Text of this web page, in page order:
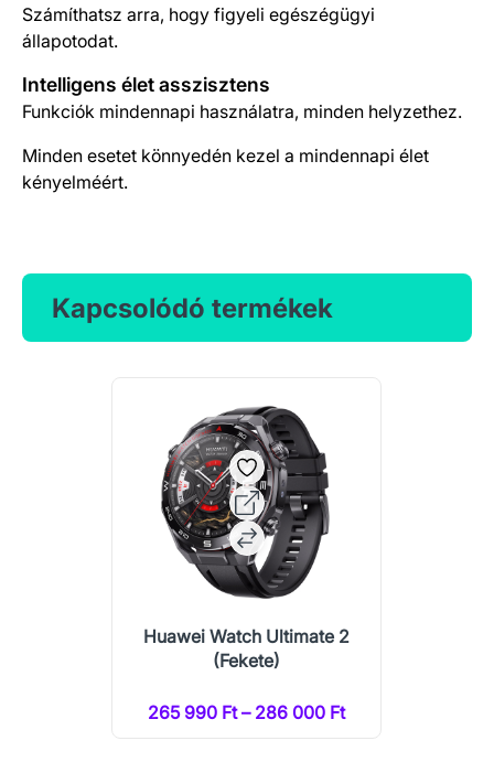
Számíthatsz arra, hogy figyeli egészégügyi
állapotodat.
Intelligens élet asszisztens
Funkciók mindennapi használatra, minden helyzethez.
Minden esetet könnyedén kezel a mindennapi élet
kényelméért.
Kapcsolódó termékek
Huawei Watch Ultimate 2
(Fekete)
265 990 Ft – 286 000 Ft